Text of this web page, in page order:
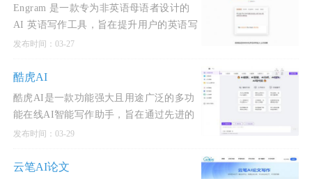
Engram 是一款专为非英语母语者设计的
AI 英语写作工具，旨在提升用户的英语写
作能力。Engram 的核心功能包括语法检
发布时间：03-27
酷虎AI
酷虎AI是一款功能强大且用途广泛的多功
能在线AI智能写作助手，旨在通过先进的
人工智能技术提升用户的工作效率和创作
发布时间：03-29
云笔AI论文